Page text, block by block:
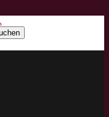
für Lesungen.